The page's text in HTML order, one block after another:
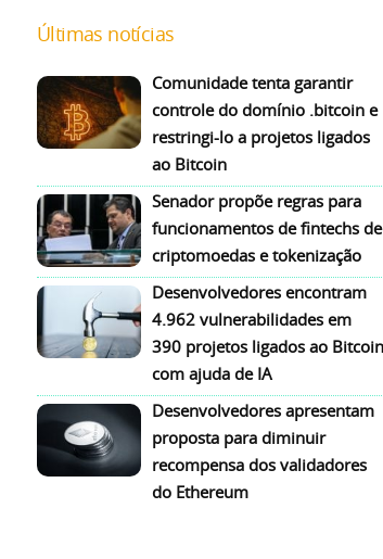
Últimas notícias
Comunidade tenta garantir
controle do domínio .bitcoin e
restringi-lo a projetos ligados
ao Bitcoin
Senador propõe regras para
funcionamentos de fintechs de
criptomoedas e tokenização
Desenvolvedores encontram
4.962 vulnerabilidades em
390 projetos ligados ao Bitcoin
com ajuda de IA
Desenvolvedores apresentam
proposta para diminuir
recompensa dos validadores
do Ethereum